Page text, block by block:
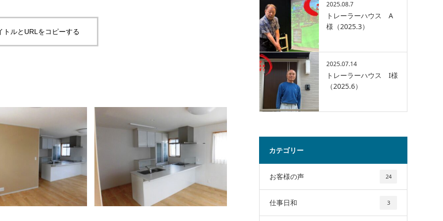
トルとURLをコピーする
2025.08.7
トレーラーハウス A
様（2025.3）
2025.07.14
トレーラーハウス I様
（2025.6）
カテゴリー
お客様の声 24
仕事日和 3